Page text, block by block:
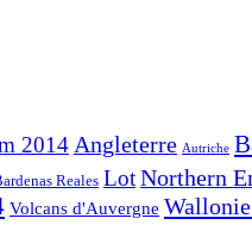
2014 Angleterre Autriche
Reales LotNorthern
Volcans d'Auvergne Wallonie